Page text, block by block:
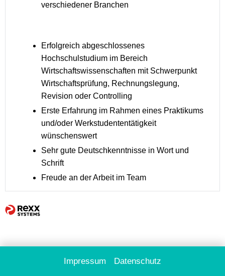
verschiedener Branchen
Erfolgreich abgeschlossenes
Hochschulstudium im Bereich
Wirtschaftswissenschaften mit Schwerpunkt
Wirtschaftsprüfung, Rechnungslegung,
Revision oder Controlling
Erste Erfahrung im Rahmen eines Praktikums
und/oder Werkstudententätigkeit
wünschenswert
Sehr gute Deutschkenntnisse in Wort und
Schrift
Freude an der Arbeit im Team
Impressum Datenschutz